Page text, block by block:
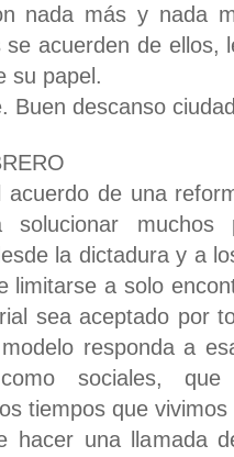
nada más y nada
se acuerden de ellos,
su papel.
Buen descanso
acuerdo de una
solucionar
la dictadura y a
limitarse a solo
sea aceptado por
responda a
como sociales,
tiempos que
hacer una llamada